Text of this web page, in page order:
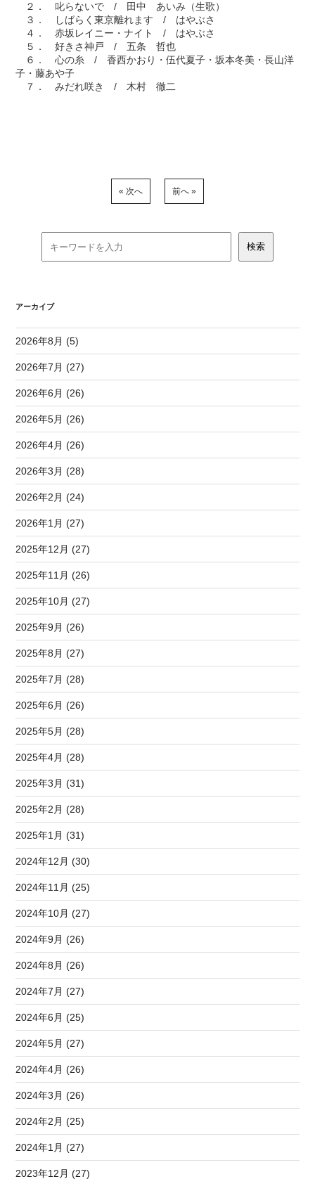
２． 叱らないで / 田中 あいみ（生歌）
３． しばらく東京離れます / はやぶさ
４． 赤坂レイニー・ナイト / はやぶさ
５． 好きさ神戸 / 五条 哲也
６． 心の糸 / 香西かおり・伍代夏子・坂本冬美・長山洋
子・藤あや子
７． みだれ咲き / 木村 徹二
« 次へ 前へ »
アーカイブ
2026年8月 (5)
2026年7月 (27)
2026年6月 (26)
2026年5月 (26)
2026年4月 (26)
2026年3月 (28)
2026年2月 (24)
2026年1月 (27)
2025年12月 (27)
2025年11月 (26)
2025年10月 (27)
2025年9月 (26)
2025年8月 (27)
2025年7月 (28)
2025年6月 (26)
2025年5月 (28)
2025年4月 (28)
2025年3月 (31)
2025年2月 (28)
2025年1月 (31)
2024年12月 (30)
2024年11月 (25)
2024年10月 (27)
2024年9月 (26)
2024年8月 (26)
2024年7月 (27)
2024年6月 (25)
2024年5月 (27)
2024年4月 (26)
2024年3月 (26)
2024年2月 (25)
2024年1月 (27)
2023年12月 (27)